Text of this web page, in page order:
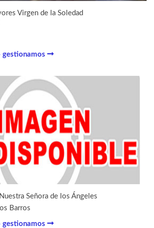
Virgen de la Soledad
gestionamos
Señora de los Ángeles
Barros
gestionamos